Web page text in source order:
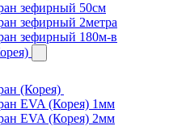
зефирный 50см
зефирный 2метра
зефирный 180м-в
(Корея)
EVA (Корея) 1мм
EVA (Корея) 2мм